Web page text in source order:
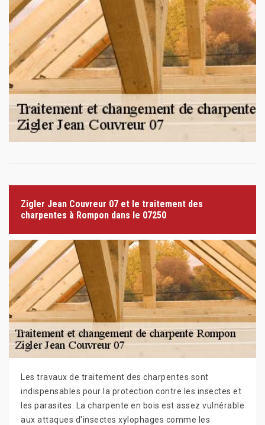
Zigler Jean Couvreur 07 et le traitement des
charpentes à Rompon dans le 07250
Les travaux de traitement des charpentes sont
indispensables pour la protection contre les insectes et
les parasites. La charpente en bois est assez vulnérable
aux attaques d'insectes xylophages comme les